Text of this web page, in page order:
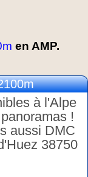
en AMP.
à l'Alpe
!
aussi DMC
38750